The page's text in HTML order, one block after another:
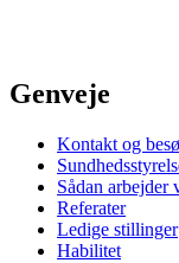
Genveje
Kontakt og
Sådan arbejder
Referater
Ledige stillinger
Habilitet